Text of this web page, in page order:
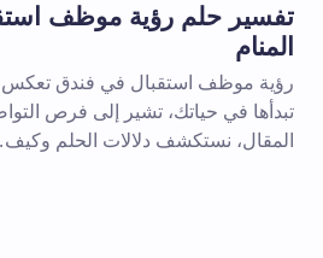
تفسير حلم رؤية موظف
المنام
رؤية موظف استقبال في فندق تعكس
تبدأها في حياتك، تشير إلى فرص
المقال، نستكشف دلالات الحلم